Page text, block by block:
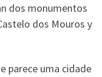
dos monumentos
dos Mouros y
parece uma cidade